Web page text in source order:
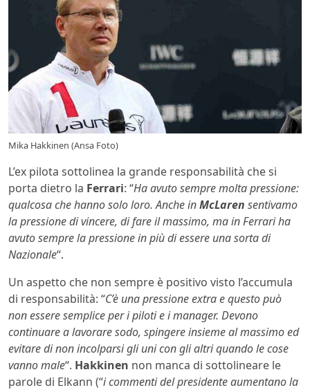
Mika Hakkinen (Ansa Foto)
L’ex pilota sottolinea la grande responsabilità che si
porta dietro la Ferrari: “Ha avuto sempre molta pressione:
qualcosa che hanno solo loro. Anche inMcLaren sentivamo
la pressione di vincere, di fare il massimo, ma in Ferrari ha
avuto sempre la pressione in più di essere una sorta di
Nazionale“.
Un aspetto che non sempre è positivo visto l’accumula
di responsabilità: “C’è una pressione extra e questo può
non essere semplice per i piloti e i manager. Devono
continuare a lavorare sodo, spingere insieme al massimo ed
evitare di non incolparsi gli uni con gli altri quando le cose
vanno male“. Hakkinen non manca di sottolineare le
parole di Elkann (“i commenti del presidente aumentano la